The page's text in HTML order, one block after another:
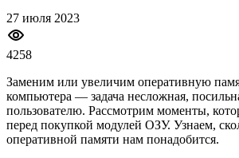
27 июля 2023
4258
Заменим или увеличим оперативную
компьютера — задача несложная,
пользователю. Рассмотрим моменты,
перед покупкой модулей ОЗУ. Узнаем,
оперативной памяти нам понадобится.